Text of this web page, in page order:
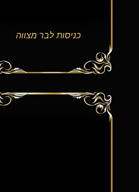
כניסות לבר מצווה